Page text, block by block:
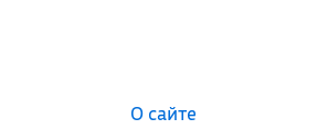
О сайте